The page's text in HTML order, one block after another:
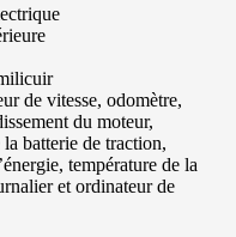
de vitesse, odomètre,
du moteur,
batterie de traction,
température de la
et ordinateur de